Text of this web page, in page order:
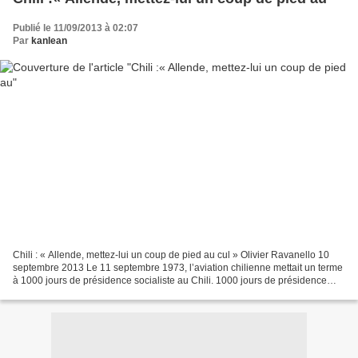
Publié le 11/09/2013 à 02:07
Par kanlean
Chili : « Allende, mettez-lui un coup de pied au cul » Olivier Ravanello 10
septembre 2013 Le 11 septembre 1973, l’aviation chilienne mettait un terme
à 1000 jours de présidence socialiste au Chili. 1000 jours de présidence